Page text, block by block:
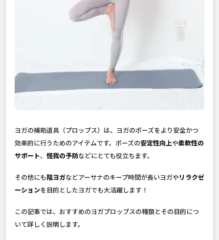
ヨガの補助道具（プロップス）は、ヨガのポーズをより安全かつ
効果的に行うためのアイテムです。ポーズの安定性向上や柔軟性の
サポート、 怪我の予防などにとても役立ちます。
その他にも陰ヨガなどアーサナのキープ時間が長いヨガやリラクゼ
ーションを目的としたヨガでも大活躍します！
この記事では、おすすめのヨガプロップスの種類とその目的につ
いて詳しく説明します。